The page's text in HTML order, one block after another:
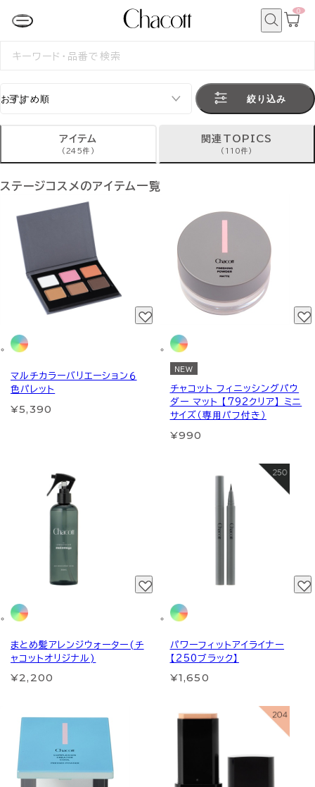
カ
0
検
絞り込み
アイテム
(245件)
関連TOPICS
(110件)
ステージコスメのアイテム一覧
マルチカラーバリエーション６
色パレット
¥5,390
NEW
チャコット フィニッシングパウ
ダー マット 【792クリア】 ミニ
サイズ（専用パフ付き）
¥990
まとめ髪アレンジウォーター(チ
ャコットオリジナル)
¥2,200
パワーフィットアイライナー
【250ブラック】
¥1,650